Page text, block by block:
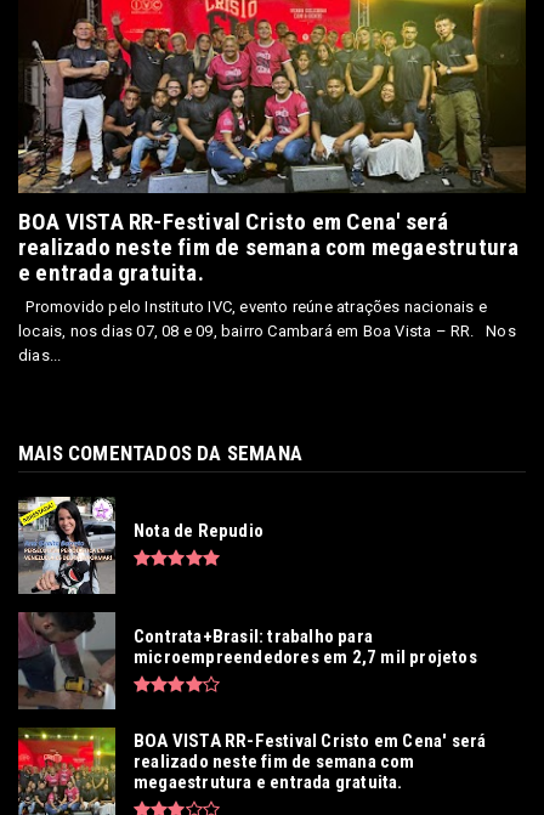
BOA VISTA RR-Festival Cristo em Cena' será
realizado neste fim de semana com megaestrutura
e entrada gratuita.
Promovido pelo Instituto IVC, evento reúne atrações nacionais e
locais, nos dias 07, 08 e 09, bairro Cambará em Boa Vista – RR. Nos
dias...
MAIS COMENTADOS DA SEMANA
Nota de Repudio
Contrata+Brasil: trabalho para
microempreendedores em 2,7 mil projetos
BOA VISTA RR-Festival Cristo em Cena' será
realizado neste fim de semana com
megaestrutura e entrada gratuita.